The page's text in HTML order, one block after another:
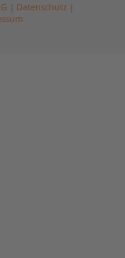
Datenschutz|